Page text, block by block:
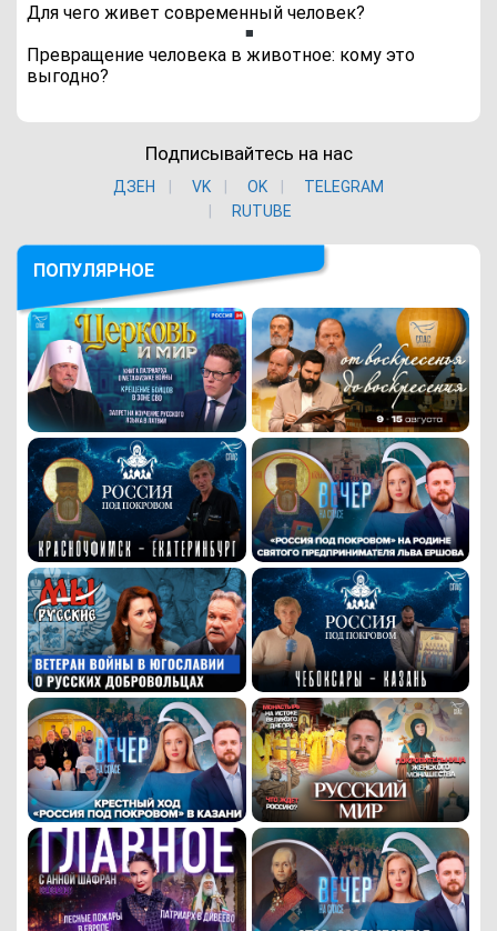
Для чего живет современный человек?
Превращение человека в животное: кому это
выгодно?
Подписывайтесь на нас
ДЗЕН VK ОK
TELEGRAM
RUTUBE
ПОПУЛЯРНОЕ